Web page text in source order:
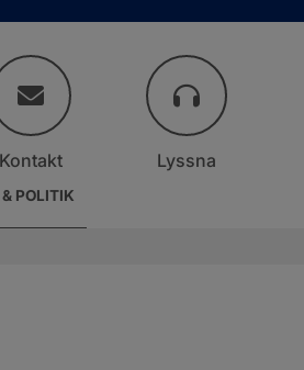
POLITIK
Kontakt Lyssna